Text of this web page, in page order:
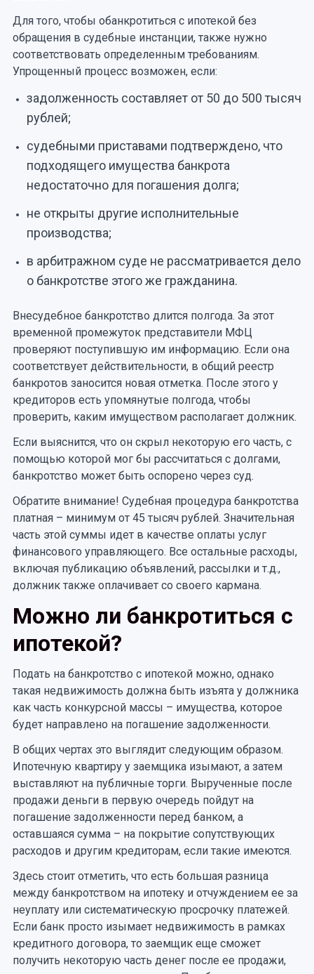
Для того, чтобы обанкротиться с ипотекой без
обращения в судебные инстанции, также нужно
соответствовать определенным требованиям.
Упрощенный процесс возможен, если:
задолженность составляет от 50 до 500 тысяч
рублей;
судебными приставами подтверждено, что
подходящего имущества банкрота
недостаточно для погашения долга;
не открыты другие исполнительные
производства;
в арбитражном суде не рассматривается дело
о банкротстве этого же гражданина.
Внесудебное банкротство длится полгода. За этот
временной промежуток представители МФЦ
проверяют поступившую им информацию. Если она
соответствует действительности, в общий реестр
банкротов заносится новая отметка. После этого у
кредиторов есть упомянутые полгода, чтобы
проверить, каким имуществом располагает должник.
Если выяснится, что он скрыл некоторую его часть, с
помощью которой мог бы рассчитаться с долгами,
банкротство может быть оспорено через суд.
Обратите внимание! Судебная процедура банкротства
платная – минимум от 45 тысяч рублей. Значительная
часть этой суммы идет в качестве оплаты услуг
финансового управляющего. Все остальные расходы,
включая публикацию объявлений, рассылки и т.д.,
должник также оплачивает со своего кармана.
Можно ли банкротиться с
ипотекой?
Подать на банкротство с ипотекой можно, однако
такая недвижимость должна быть изъята у должника
как часть конкурсной массы – имущества, которое
будет направлено на погашение задолженности.
В общих чертах это выглядит следующим образом.
Ипотечную квартиру у заемщика изымают, а затем
выставляют на публичные торги. Вырученные после
продажи деньги в первую очередь пойдут на
погашение задолженности перед банком, а
оставшаяся сумма – на покрытие сопутствующих
расходов и другим кредиторам, если такие имеются.
Здесь стоит отметить, что есть большая разница
между банкротством на ипотеку и отчуждением ее за
неуплату или систематическую просрочку платежей.
Если банк просто изымает недвижимость в рамках
кредитного договора, то заемщик еще сможет
получить некоторую часть денег после ее продажи,